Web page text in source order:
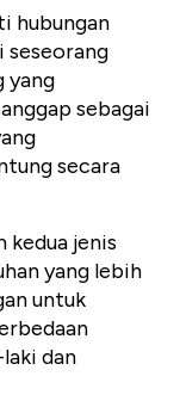
hubungan
seseorang
yang
sebagai
secara
kedua jenis
yang lebih
untuk
dan